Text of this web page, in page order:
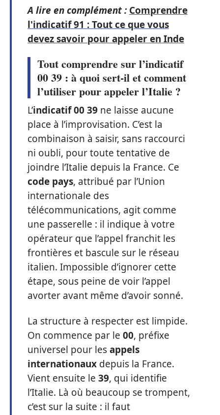
A lire en complément : Comprendre
l'indicatif 91 : Tout ce que vous
devez savoir pour appeler en Inde
Tout comprendre sur l’indicatif
00 39 : à quoi sert-il et comment
l’utiliser pour appeler l’Italie ?
L’indicatif 00 39 ne laisse aucune
place à l’improvisation. C’est la
combinaison à saisir, sans raccourci
ni oubli, pour toute tentative de
joindre l’Italie depuis la France. Ce
code pays, attribué par l’Union
internationale des
télécommunications, agit comme
une passerelle : il indique à votre
opérateur que l’appel franchit les
frontières et bascule sur le réseau
italien. Impossible d’ignorer cette
étape, sous peine de voir l’appel
avorter avant même d’avoir sonné.
La structure à respecter est limpide.
On commence par le 00, préfixe
universel pour lesappels
internationaux depuis la France.
Vient ensuite le 39, qui identifie
l’Italie. Là où beaucoup se trompent,
c’est sur la suite : il faut